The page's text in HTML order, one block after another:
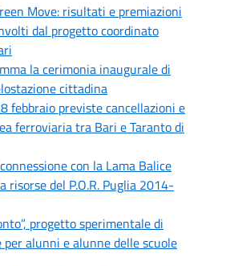
Move: risultati e premiazioni
dal progetto coordinato
la cerimonia inaugurale di
cittadina
febbraio previste cancellazioni e
ferroviaria tra Bari e Taranto di
con la Lama Balice
risorse del P.O.R. Puglia 2014-
progetto sperimentale di
alunni e alunne delle scuole